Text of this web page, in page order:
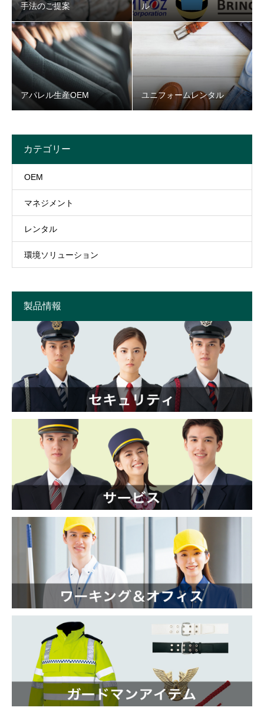
手法のご提案
ル
アパレル生産OEM ユニフォームレンタル
カテゴリー
OEM
マネジメント
レンタル
環境ソリューション
製品情報